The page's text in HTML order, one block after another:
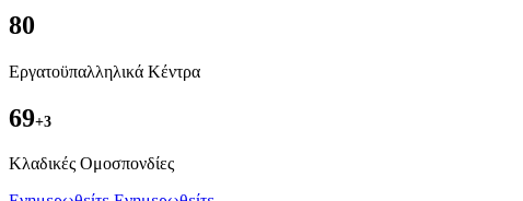
80
Εργατοϋπαλληλικά Κέντρα
69+3
Kλαδικές Ομοσπονδίες